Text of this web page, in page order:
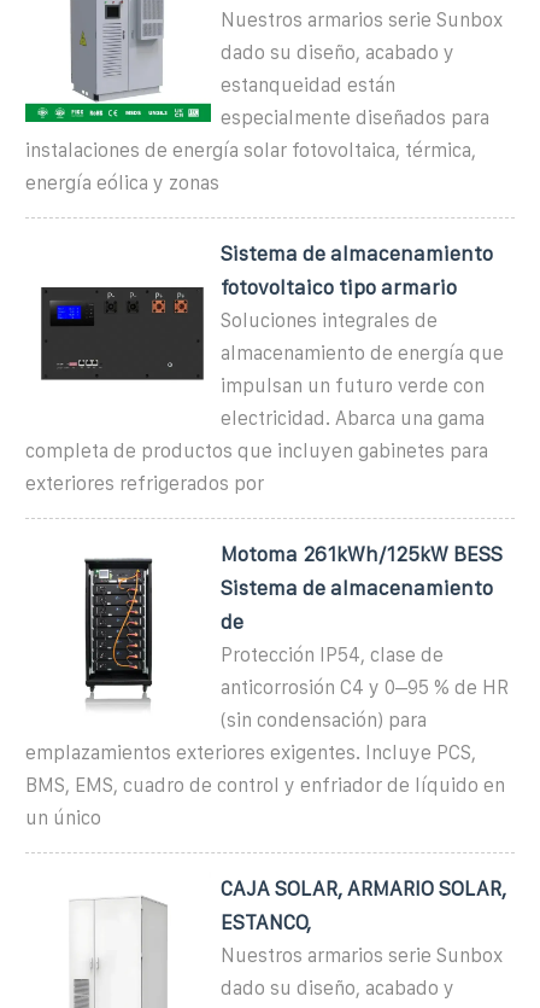
Nuestros armarios serie Sunbox
dado su diseño, acabado y
estanqueidad están
especialmente diseñados para
instalaciones de energía solar fotovoltaica, térmica,
energía eólica y zonas
Sistema de almacenamiento
fotovoltaico tipo armario
Soluciones integrales de
almacenamiento de energía que
impulsan un futuro verde con
electricidad. Abarca una gama
completa de productos que incluyen gabinetes para
exteriores refrigerados por
Motoma 261kWh/125kW BESS
Sistema de almacenamiento
de
Protección IP54, clase de
anticorrosión C4 y 0–95 % de HR
(sin condensación) para
emplazamientos exteriores exigentes. Incluye PCS,
BMS, EMS, cuadro de control y enfriador de líquido en
un único
CAJA SOLAR, ARMARIO SOLAR,
ESTANCO,
Nuestros armarios serie Sunbox
dado su diseño, acabado y